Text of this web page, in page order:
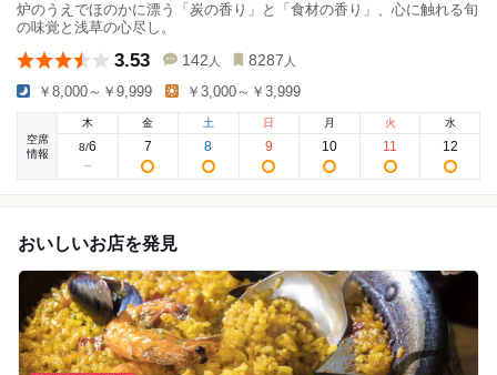
炉のうえでほのかに漂う「炭の香り」と「食材の香り」、心に触れる旬
の味覚と浅草の心尽し。
3.53 142 人 8287 人
￥8,000～￥9,999 ￥3,000～￥3,999
空席
情報
木
8/6
金
7
土
8
日
9
月
10
火
11
水
12
おいしいお店を発見